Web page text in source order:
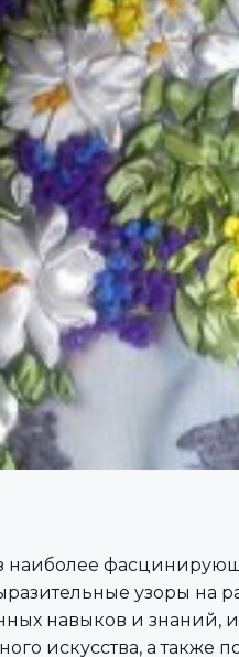
узоры на
навыков и знаний,
искусства, а